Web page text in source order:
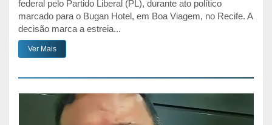
federal pelo Partido Liberal (PL), durante ato político
marcado para o Bugan Hotel, em Boa Viagem, no Recife. A
decisão marca a estreia...
Ver Mais